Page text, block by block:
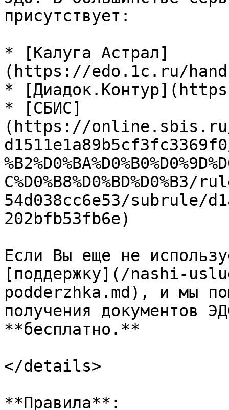
присутствует:
* [Калуга Астрал]
(https://edo.1c.ru/
*
* [СБИС]
(https://online.sbis.ru/
d1511e1a89b5cf3fc3369f0/
54d038cc6e53/subrule/
202bfb53fb6e)
Если Вы еще не
[поддержку](/nashi-
podderzhka.md), и мы
получения документов
**бесплатно.**
</details>
**Правила**: